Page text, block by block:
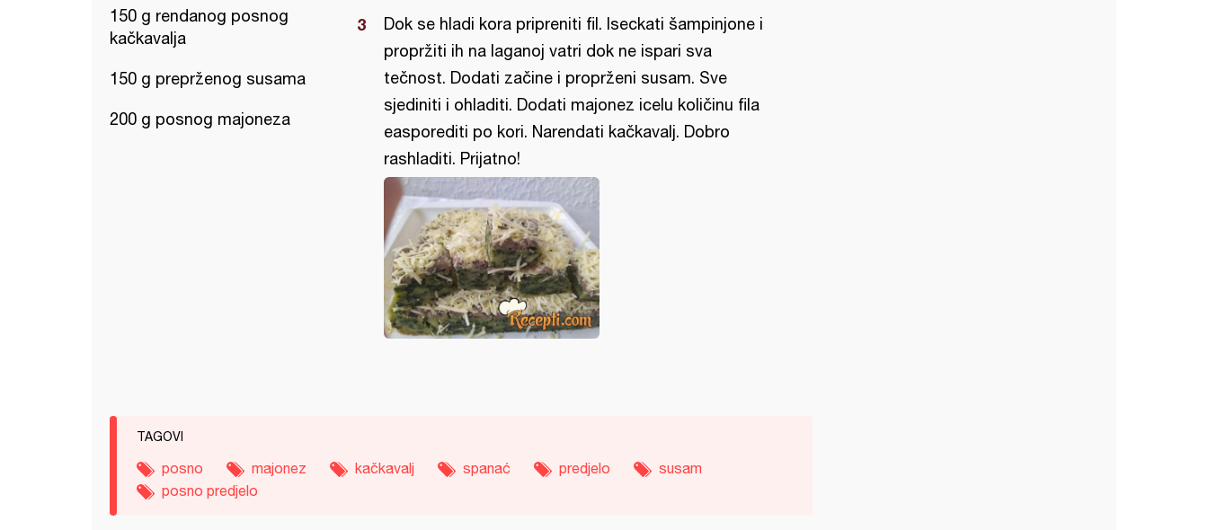
150 g rendanog posnog
kačkavalja
150 g preprženog susama
200 g posnog majoneza
Dok se hladi kora pripreniti fil. Iseckati šampinjone i
propržiti ih na laganoj vatri dok ne ispari sva
tečnost. Dodati začine i proprženi susam. Sve
sjediniti i ohladiti. Dodati majonez icelu količinu fila
easporediti po kori. Narendati kačkavalj. Dobro
rashladiti. Prijatno!
TAGOVI
posno majonez kačkavalj spanać predjelo
susam
posno predjelo